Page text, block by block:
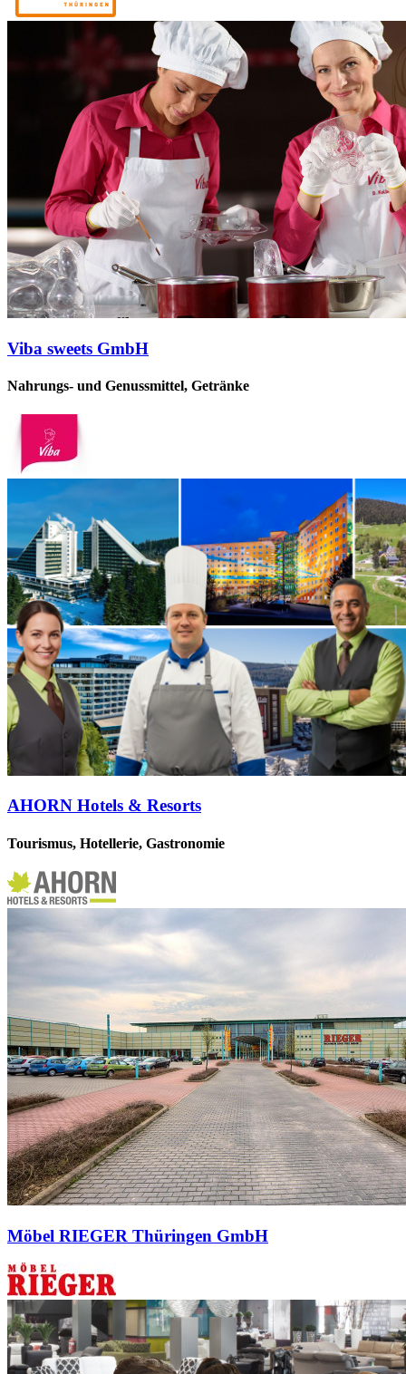
Viba sweets GmbH
Nahrungs- und Genussmittel, Getränke
AHORN Hotels & Resorts
Tourismus, Hotellerie, Gastronomie
Möbel RIEGER Thüringen GmbH